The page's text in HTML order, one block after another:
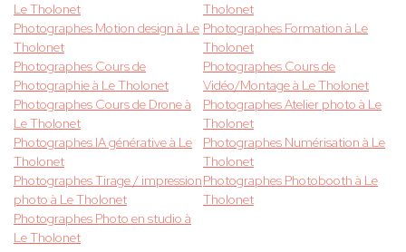
Le Tholonet
Tholonet
Photographes Motion design à Le
Tholonet
Photographes Formation à Le
Tholonet
Photographes Cours de
Photographie à Le Tholonet
Photographes Cours de
Vidéo/Montage à Le Tholonet
Photographes Cours de Drone à
Le Tholonet
Photographes Atelier photo à Le
Tholonet
Photographes IA générative à Le
Tholonet
Photographes Numérisation à Le
Tholonet
Photographes Tirage / impression
photo à Le Tholonet
Photographes Photobooth à Le
Tholonet
Photographes Photo en studio à
Le Tholonet